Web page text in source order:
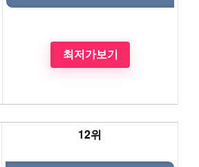
최저가보기
12위